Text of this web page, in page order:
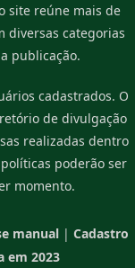
site reúne mais de
diversas categorias
publicação.
cadastrados. O
de divulgação
realizadas dentro
poderão ser
momento.
manual| Cadastro
em 2023